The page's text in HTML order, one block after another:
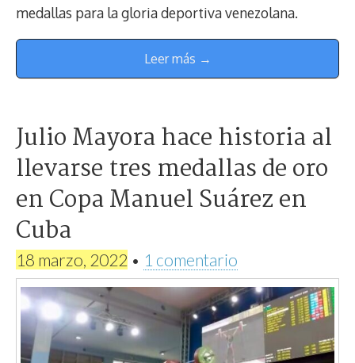
medallas para la gloria deportiva venezolana.
Leer más →
Julio Mayora hace historia al
llevarse tres medallas de oro
en Copa Manuel Suárez en
Cuba
18 marzo, 2022 • 1 comentario